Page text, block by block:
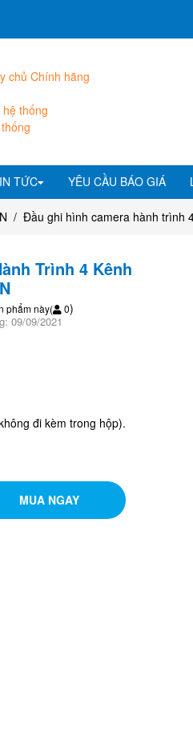
chủ Chính hãng
thống
TỨC YÊU CẦU BÁO GIÁ
Đầu ghi hình camera hành trình
Trình 4 Kênh
phẩm này( 0)
09/09/2021
đi kèm trong hộp).
MUA NGAY